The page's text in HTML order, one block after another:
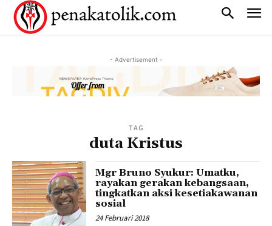
- Advertisement -
TAG
duta Kristus
Mgr Bruno Syukur: Umatku,
rayakan gerakan kebangsaan,
tingkatkan aksi kesetiakawanan
sosial
24 Februari 2018